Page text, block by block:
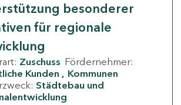
besonderer
für regionale
Zuschuss Fördernehmer:
Kunden
Kommunen
Städtebau und